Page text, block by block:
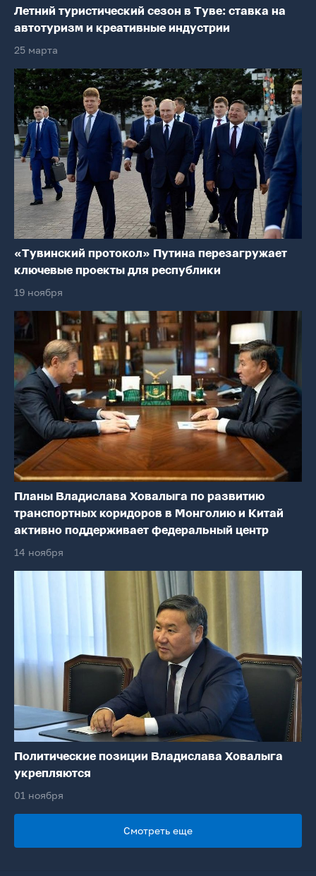
Летний туристический сезон в Туве: ставка на
автотуризм и креативные индустрии
25 марта
«Тувинский протокол» Путина перезагружает
ключевые проекты для республики
19 ноября
Планы Владислава Ховалыга по развитию
транспортных коридоров в Монголию и Китай
активно поддерживает федеральный центр
14 ноября
Политические позиции Владислава Ховалыга
укрепляются
01 ноября
Смотреть еще